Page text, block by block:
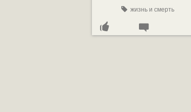
жизнь и смерть